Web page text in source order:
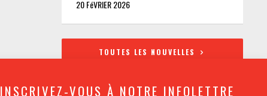
INSCRIVEZ-VOUS À NOTRE INFOLETTRE
20 FéVRIER 2026
TOUTES LES NOUVELLES